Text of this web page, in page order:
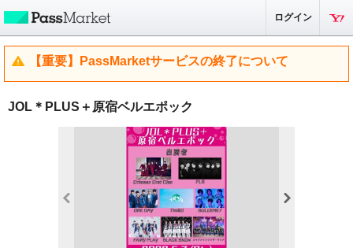
ログイン
【重要】PassMarketサービスの終了について
JOL＊PLUS＋原宿ベルエポック